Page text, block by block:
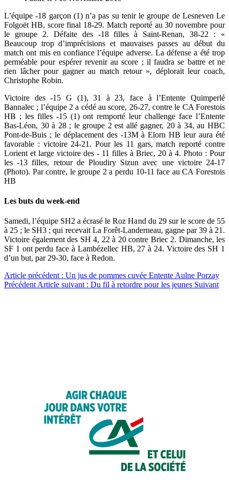
L’équipe -18 garçon (1) n’a pas su tenir le groupe de Lesneven Le
Folgoët HB, score final 18-29. Match reporté au 30 novembre pour
le groupe 2. Défaite des -18 filles à Saint-Renan, 38-22 : «
Beaucoup trop d’imprécisions et mauvaises passes au début du
match ont mis en confiance l’équipe adverse. La défense a été trop
perméable pour espérer revenir au score ; il faudra se battre et ne
rien lâcher pour gagner au match retour », déplorait leur coach,
Christophe Robin.
Victoire des -15 G (1), 31 à 23, face à l’Entente Quimperlé
Bannalec ; l’équipe 2 a cédé au score, 26-27, contre le CA Forestois
HB ; les filles -15 (1) ont remporté leur challenge face l’Entente
Bas-Léon, 30 à 28 ; le groupe 2 est allé gagner, 20 à 34, au HBC
Pont-de-Buis ; le déplacement des -13M à Elorn HB leur aura été
favorable : victoire 24-21. Pour les 11 gars, match reporté contre
Lorient et large victoire des - 11 filles à Briec, 20 à 4. Photo : Pour
les -13 filles, retour de Ploudiry Sizun avec une victoire 24-17
(Photo). Par contre, le groupe 2 a perdu 10-11 face au CA Forestois
HB
Les buts du week-end
Samedi, l’équipe SH2 a écrasé le Roz Hand du 29 sur le score de 55
à 25 ; le SH3 ; qui recevait La Forêt-Landerneau, gagne par 39 à 21.
Victoire également des SH 4, 22 à 20 contre Briec 2. Dimanche, les
SF 1 ont perdu face à Lambézellec HB, 27 à 24. Victoire des SH 1
d’un but, par 29-30, face à Redon.
Article précédent : Un jus de pommes cuvée Entente Aulne Porzay
Précédent Article suivant : Du fil à retordre pour les jeunes Suivant